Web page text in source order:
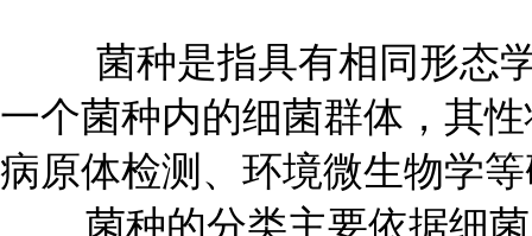
菌种是指具有相同形态学
一个菌种内的细菌群体，其
病原体检测、环境微生物学
菌种的分类主要依据细菌